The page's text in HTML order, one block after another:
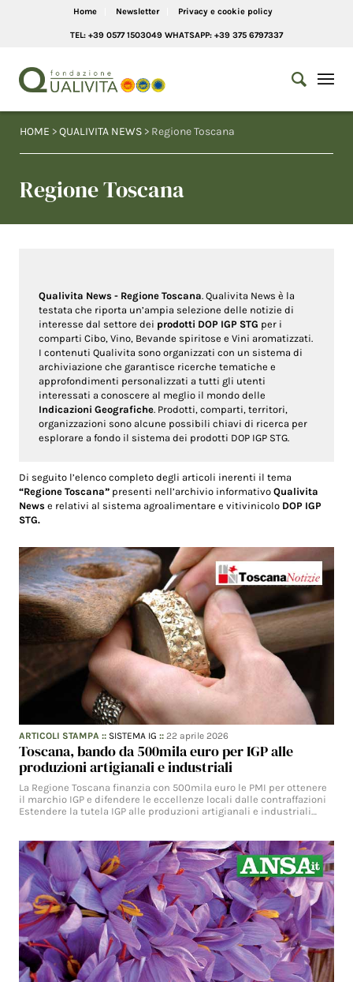
Home Newsletter Privacy e cookie policy
TEL: +39 0577 1503049 WHATSAPP: +39 375 6797337
HOME >QUALIVITA NEWS > Regione Toscana
Regione Toscana
Qualivita News - Regione Toscana. Qualivita News è la
testata che riporta un’ampia selezione delle notizie di
interesse dal settore dei prodotti DOP IGP STG per i
comparti Cibo, Vino, Bevande spiritose e Vini aromatizzati.
I contenuti Qualivita sono organizzati con un sistema di
archiviazione che garantisce ricerche tematiche e
approfondimenti personalizzati a tutti gli utenti
interessati a conoscere al meglio il mondo delle
Indicazioni Geografiche. Prodotti, comparti, territori,
organizzazioni sono alcune possibili chiavi di ricerca per
esplorare a fondo il sistema dei prodotti DOP IGP STG.
Di seguito l’elenco completo degli articoli inerenti il tema
“Regione Toscana” presenti nell’archivio informativoQualivita
News e relativi al sistema agroalimentare e vitivinicolo DOP IGP
STG.
ARTICOLI STAMPA :: SISTEMA IG ::22 aprile 2026
Toscana, bando da 500mila euro per IGP alle
produzioni artigianali e industriali
La Regione Toscana finanzia con 500mila euro le PMI per ottenere
il marchio IGP e difendere le eccellenze locali dalle contraffazioni
Estendere la tutela IGP alle produzioni artigianali e industriali…